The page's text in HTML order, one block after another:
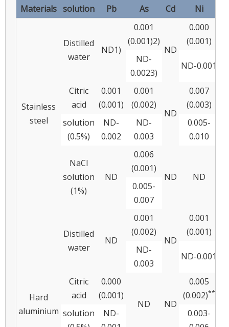
Materials solution Pb As Cd Ni
Stainless
steel
Distilled
water
ND1)
0.001
(0.001)2)
ND
0.000
(0.001)
ND-
0.0023)
ND-0.001
Citric
acid
0.001
(0.001)
0.001
(0.002)
ND
0.007
(0.003)
solution
(0.5%)
ND-
0.002
ND-
0.003
0.005-
0.010
NaCl
solution
(1%)
ND
0.006
(0.001)
ND
ND
0.005-
0.007
Hard
aluminium
Distilled
water
ND
0.001
(0.002)
ND
0.001
(0.001)
ND-
0.003
ND-0.001
Citric
acid
0.000
(0.001)
ND ND
0.005
(0.002)**
solution
ND-
0.003-